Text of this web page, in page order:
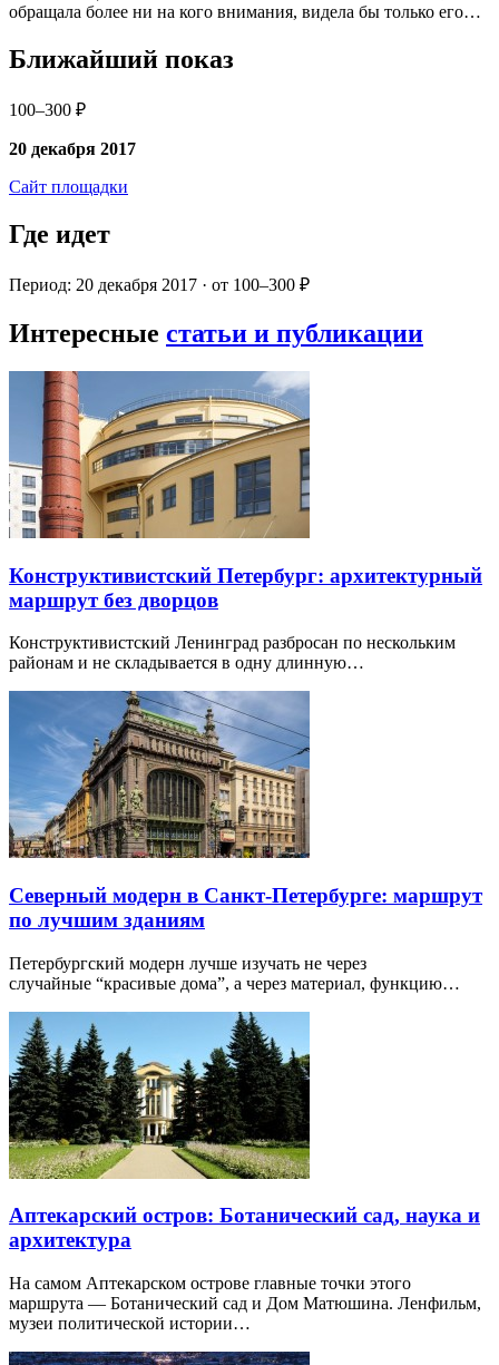
обращала более ни на кого внимания, видела бы только его…
Ближайший показ
100–300 ₽
20 декабря 2017
Сайт площадки
Где идет
Период: 20 декабря 2017 · от 100–300 ₽
Интересные статьи и публикации
Конструктивистский Петербург: архитектурный
маршрут без дворцов
Конструктивистский Ленинград разбросан по нескольким
районам и не складывается в одну длинную…
Северный модерн в Санкт-Петербурге: маршрут
по лучшим зданиям
Петербургский модерн лучше изучать не через
случайные “красивые дома”, а через материал, функцию…
Аптекарский остров: Ботанический сад, наука и
архитектура
На самом Аптекарском острове главные точки этого
маршрута — Ботанический сад и Дом Матюшина. Ленфильм,
музеи политической истории…